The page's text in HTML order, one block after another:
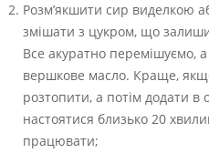
Розм’якшити сир виделкою
змішати з цукром, що
Все акуратно перемішуємо,
вершкове масло. Краще,
розтопити, а потім додати
настоятися близько 20
працювати;